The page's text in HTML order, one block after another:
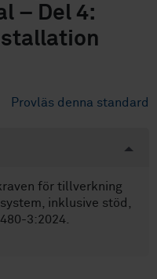
– Del 4:
Provläs denna standard
för tillverkning
inklusive stöd,
3:2024.